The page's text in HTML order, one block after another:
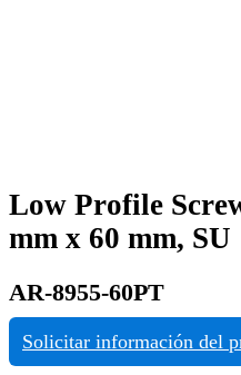
Low Profile
mm x 60 mm, SU
AR-8955-60PT
Solicitar información del